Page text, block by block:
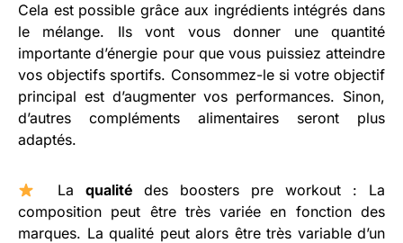
Cela est possible grâce aux ingrédients intégrés dans
le mélange. Ils vont vous donner une quantité
importante d’énergie pour que vous puissiez atteindre
vos objectifs sportifs. Consommez-le si votre objectif
principal est d’augmenter vos performances. Sinon,
d’autres compléments alimentaires seront plus
adaptés.
Laqualitédes boosters pre workout : La
composition peut être très variée en fonction des
marques. La qualité peut alors être très variable d’un